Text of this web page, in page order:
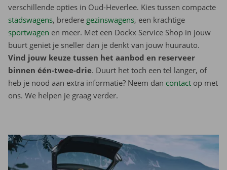
verschillende opties in Oud-Heverlee. Kies tussen compacte
stadswagens, bredere gezinswagens, een krachtige
sportwagen en meer. Met een Dockx Service Shop in jouw
buurt geniet je sneller dan je denkt van jouw huurauto.
Vind jouw keuze tussen het aanbod en reserveer
binnen één-twee-drie. Duurt het toch een tel langer, of
heb je nood aan extra informatie? Neem dan contact op met
ons. We helpen je graag verder.